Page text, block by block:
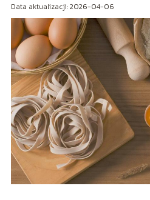
Data aktualizacji: 2026-04-06